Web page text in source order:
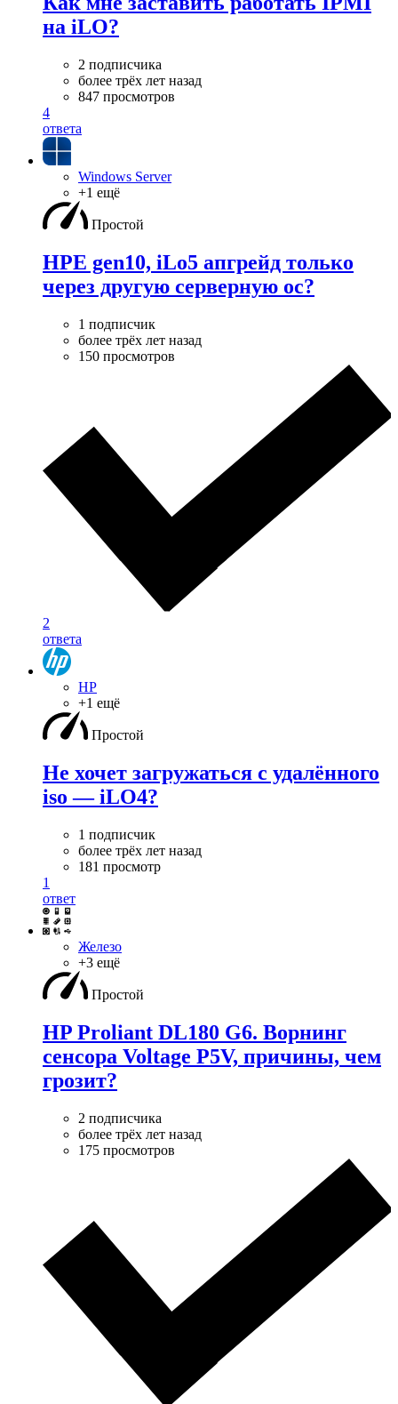
на iLO?
2 подписчика
более трёх лет назад
847 просмотров
4
ответа
Windows Server
+1 ещё
Простой
HPE gen10, iLo5 апгрейд только
через другую серверную ос?
1 подписчик
более трёх лет назад
150 просмотров
2
ответа
HP
+1 ещё
Простой
Не хочет загружаться с удалённого
iso — iLO4?
1 подписчик
более трёх лет назад
181 просмотр
1
ответ
Железо
+3 ещё
Простой
HP Proliant DL180 G6. Ворнинг
сенсора Voltage P5V, причины, чем
грозит?
2 подписчика
более трёх лет назад
175 просмотров